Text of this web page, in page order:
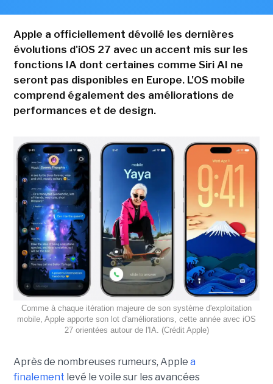
Apple a officiellement dévoilé les dernières
évolutions d'iOS 27 avec un accent mis sur les
fonctions IA dont certaines comme Siri AI ne
seront pas disponibles en Europe. L'OS mobile
comprend également des améliorations de
performances et de design.
Comme à chaque itération majeure de son système d'exploitation
mobile, Apple apporte son lot d'améliorations, cette année avec iOS
27 orientées autour de l'IA. (Crédit Apple)
Après de nombreuses rumeurs, Apple a
finalement levé le voile sur les avancées